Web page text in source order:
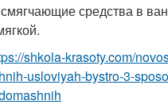
средства в
shkola-krasoty.com/
usloviyah-bystro-3-